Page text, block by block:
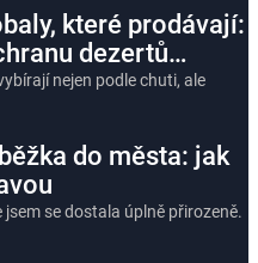
které prodávají:
dezertů…
nejen podle chuti, ale
do města: jak
jsem se dostala úplně přirozeně.